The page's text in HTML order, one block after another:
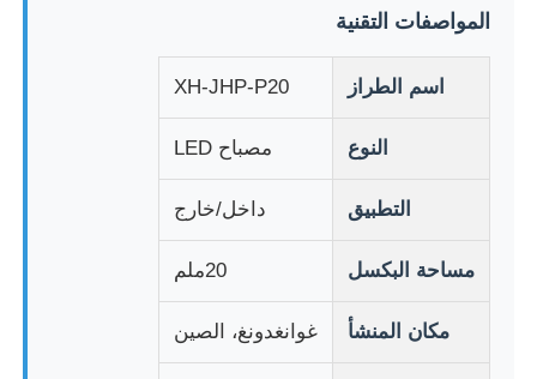
معلومات عنا
المواصفات التقنية
اسم الطراز XH-JHP-P20
النوع مصباح LED
التطبيق داخل/خارج
مساحة البكسل 20ملم
مكان المنشأ غوانغدونغ، الصين